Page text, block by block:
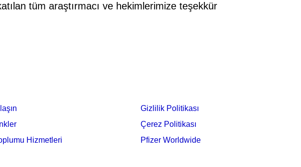
tüm araştırmacı ve hekimlerimize teşekkür
Hizmetleri
Gizlilik Politikası
Çerez Politikası
Pfizer Worldwide